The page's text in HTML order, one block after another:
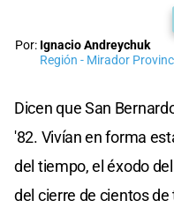
Por: Ignacio Andreychuk
Región - Mirador
Dicen que San
'82. Vivían en forma
del tiempo, el éxodo
del cierre de cientos